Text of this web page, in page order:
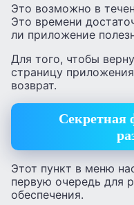
Это возможно в
Это времени
ли приложение
Для того, чтобы
страницу
возврат.
Секретная
Этот пункт в меню
первую очередь для
обеспечения.